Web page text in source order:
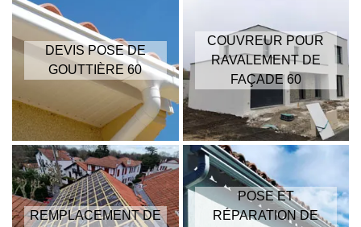
DEVIS POSE DE
GOUTTIÈRE 60
COUVREUR POUR
RAVALEMENT DE
FAÇADE 60
REMPLACEMENT DE
POSE ET
RÉPARATION DE